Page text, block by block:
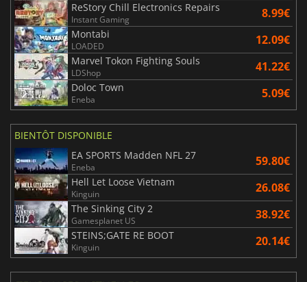
ReStory Chill Electronics Repairs
Instant Gaming 8.99€
Montabi
LOADED 12.09€
Marvel Tokon Fighting Souls
LDShop 41.22€
Doloc Town
Eneba 5.09€
BIENTÔT DISPONIBLE
EA SPORTS Madden NFL 27
Eneba 59.80€
Hell Let Loose Vietnam
Kinguin 26.08€
The Sinking City 2
Gamesplanet US 38.92€
STEINS;GATE RE BOOT
Kinguin 20.14€